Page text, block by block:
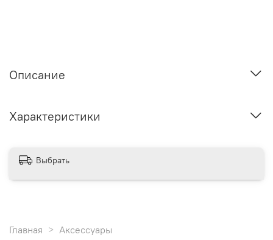
Описание
Характеристики
Выбрать
Главная Аксессуары